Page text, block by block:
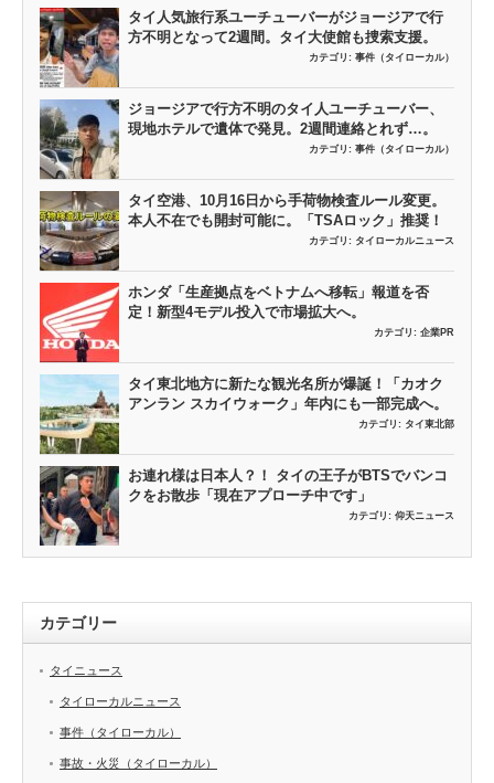
タイ人気旅行系ユーチューバーがジョージアで行
方不明となって2週間。タイ大使館も捜索支援。
カテゴリ: 事件（タイローカル）
ジョージアで行方不明のタイ人ユーチューバー、
現地ホテルで遺体で発見。2週間連絡とれず…。
カテゴリ: 事件（タイローカル）
タイ空港、10月16日から手荷物検査ルール変更。
本人不在でも開封可能に。「TSAロック」推奨！
カテゴリ: タイローカルニュース
ホンダ「生産拠点をベトナムへ移転」報道を否
定！新型4モデル投入で市場拡大へ。
カテゴリ: 企業PR
タイ東北地方に新たな観光名所が爆誕！「カオク
アンラン スカイウォーク」年内にも一部完成へ。
カテゴリ: タイ東北部
お連れ様は日本人？！ タイの王子がBTSでバンコ
クをお散歩「現在アプローチ中です」
カテゴリ: 仰天ニュース
カテゴリー
タイニュース
タイローカルニュース
事件（タイローカル）
事故・火災（タイローカル）